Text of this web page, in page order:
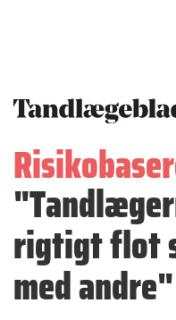
rigtigt flot
med andre"